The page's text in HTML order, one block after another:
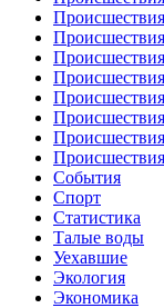
Происшествия
Происшествия
Происшествия
Происшествия
Происшествия
Происшествия
Происшествия
Происшествия
События
Спорт
Статистика
Талые воды
Уехавшие
Экология
Экономика